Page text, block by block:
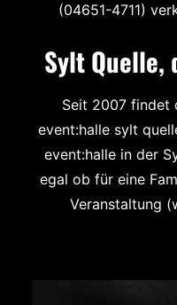
(04651-4711)
Sylt Quelle,
Seit 2007 findet
event:halle sylt
event:halle in der
egal ob für eine
Veranstaltung (